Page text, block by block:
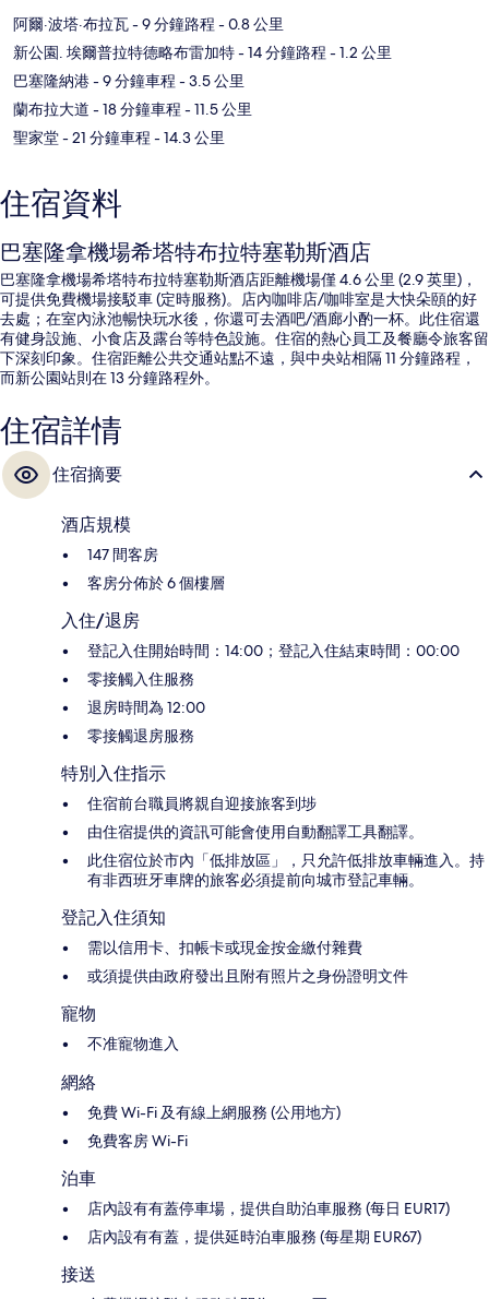
阿爾·波塔·布拉瓦- 9 分鐘路程 - 0.8 公里
新公園. 埃爾普拉特德略布雷加特- 14 分鐘路程 - 1.2 公里
巴塞隆納港- 9 分鐘車程 - 3.5 公里
蘭布拉大道 - 18 分鐘車程 - 11.5 公里
聖家堂- 21 分鐘車程 - 14.3 公里
住宿資料
巴塞隆拿機場希塔特布拉特塞勒斯酒店
巴塞隆拿機場希塔特布拉特塞勒斯酒店距離機場僅 4.6 公里 (2.9 英里)，
可提供免費機場接駁車 (定時服務)。店內咖啡店/咖啡室是大快朵頤的好
去處；在室內泳池暢快玩水後，你還可去酒吧/酒廊小酌一杯。此住宿還
有健身設施、小食店及露台等特色設施。住宿的熱心員工及餐廳令旅客留
下深刻印象。住宿距離公共交通站點不遠，與中央站相隔 11 分鐘路程，
而新公園站則在 13 分鐘路程外。
住宿詳情
住宿摘要
酒店規模
147 間客房
客房分佈於 6 個樓層
入住/退房
登記入住開始時間：14:00；登記入住結束時間：00:00
零接觸入住服務
退房時間為 12:00
零接觸退房服務
特別入住指示
住宿前台職員將親自迎接旅客到埗
由住宿提供的資訊可能會使用自動翻譯工具翻譯。
此住宿位於市內「低排放區」，只允許低排放車輛進入。持
有非西班牙車牌的旅客必須提前向城市登記車輛。
登記入住須知
需以信用卡、扣帳卡或現金按金繳付雜費
或須提供由政府發出且附有照片之身份證明文件
寵物
不准寵物進入
網絡
免費 Wi-Fi 及有線上網服務 (公用地方)
免費客房 Wi-Fi
泊車
店內設有有蓋停車場，提供自助泊車服務 (每日 EUR17)
店內設有有蓋，提供延時泊車服務 (每星期 EUR67)
接送